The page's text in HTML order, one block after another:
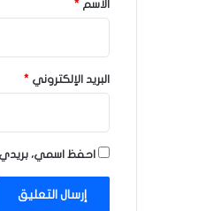
الاسم *
البريد الإلكتروني *
احفظ اسمي، بريدي